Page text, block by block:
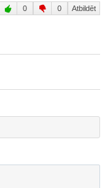
0 0 Atbildēt